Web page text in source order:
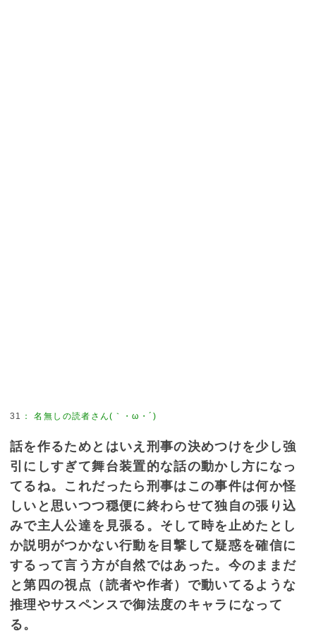
31 ：名無しの読者さん(｀・ω・´)
話を作るためとはいえ刑事の決めつけを少し強
引にしすぎて舞台装置的な話の動かし方になっ
てるね。これだったら刑事はこの事件は何か怪
しいと思いつつ穏便に終わらせて独自の張り込
みで主人公達を見張る。そして時を止めたとし
か説明がつかない行動を目撃して疑惑を確信に
するって言う方が自然ではあった。今のままだ
と第四の視点（読者や作者）で動いてるような
推理やサスペンスで御法度のキャラになって
る。